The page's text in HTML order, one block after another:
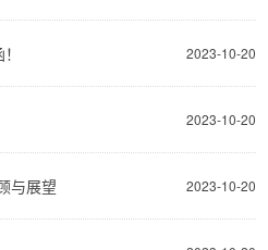
2023-10-20
2023-10-20
2023-10-20
与展望